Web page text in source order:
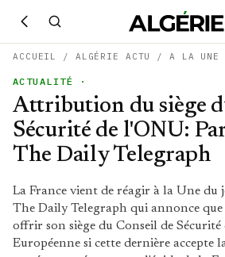
ACCUEIL / ALGÉRIE ACTU /A LA UNE
ACTUALITÉ ·
Attribution du siège
Sécurité de l'ONU:
The Daily Telegraph
La France vient de réagir à la Une
The Daily Telegraph qui annonce que
offrir son siège du Conseil de
Européenne si cette dernière accepte